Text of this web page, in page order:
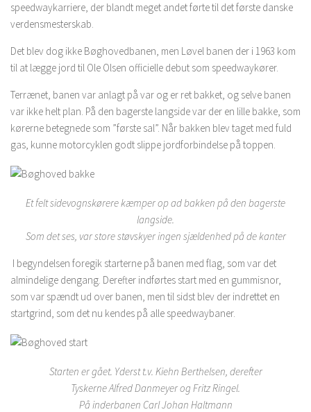
speedwaykarriere, der blandt meget andet førte til det første danske
verdensmesterskab.
Det blev dog ikke Bøghovedbanen, men Løvel banen der i 1963 kom
til at lægge jord til Ole Olsen officielle debut som speedwaykører.
Terrænet, banen var anlagt på var og er ret bakket, og selve banen
var ikke helt plan. På den bagerste langside var der en lille bakke, som
kørerne betegnede som ”første sal”. Når bakken blev taget med fuld
gas, kunne motorcyklen godt slippe jordforbindelse på toppen.
Et felt sidevognskørere kæmper op ad bakken på den bagerste
langside.
Som det ses, var store støvskyer ingen sjældenhed på de kanter
I begyndelsen foregik starterne på banen med flag, som var det
almindelige dengang. Derefter indførtes start med en gummisnor,
som var spændt ud over banen, men til sidst blev der indrettet en
startgrind, som det nu kendes på alle speedwaybaner.
Starten er gået. Yderst t.v. Kiehn Berthelsen, derefter
Tyskerne Alfred Danmeyer og Fritz Ringel.
På inderbanen Carl Johan Haltmann